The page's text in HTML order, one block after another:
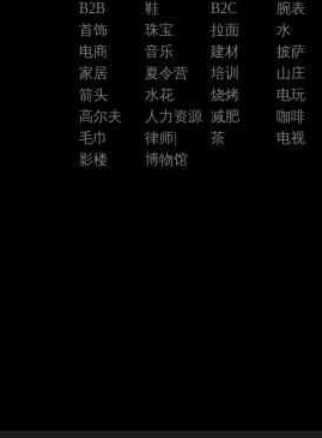
B2B
鞋 B2C
腕表
首饰
珠宝 拉面
水
电商
音乐 建材
披萨
家居
夏令营 培训
山庄
箭头
水花 烧烤
电玩
高尔夫
人力资源 减肥
咖啡
毛巾
律师| 茶
电视
影楼
博物馆